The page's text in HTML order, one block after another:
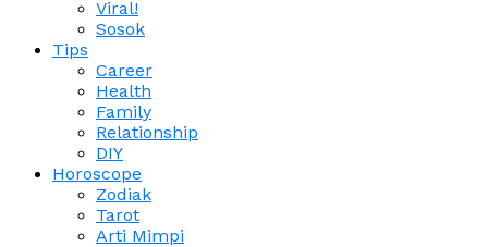
Viral!
Sosok
Tips
Career
Health
Family
Relationship
DIY
Horoscope
Zodiak
Tarot
Arti Mimpi